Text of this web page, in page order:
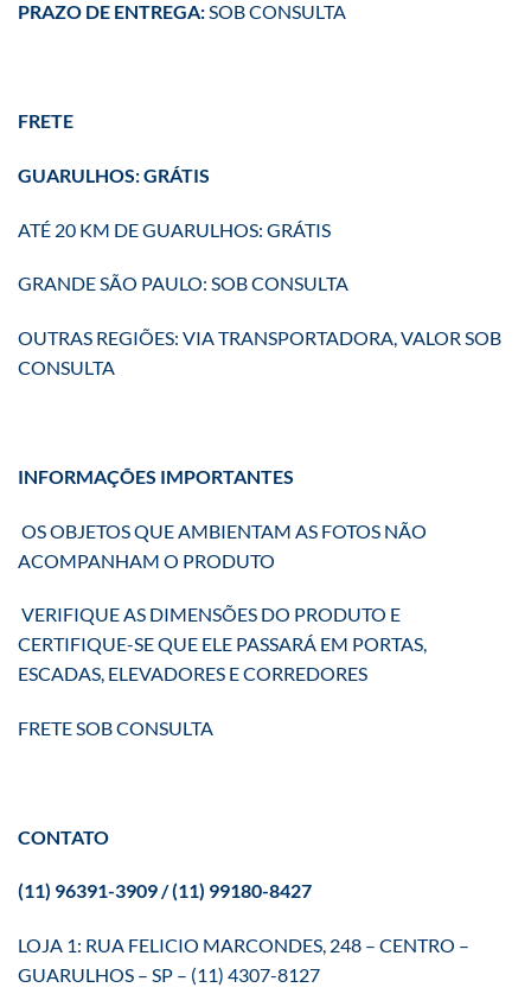
PRAZO DE ENTREGA:SOB CONSULTA
FRETE
GUARULHOS: GRÁTIS
ATÉ 20 KM DE GUARULHOS: GRÁTIS
GRANDE SÃO PAULO: SOB CONSULTA
OUTRAS REGIÕES: VIA TRANSPORTADORA, VALOR SOB
CONSULTA
INFORMAÇÕES IMPORTANTES
OS OBJETOS QUE AMBIENTAM AS FOTOS NÃO
ACOMPANHAM O PRODUTO
VERIFIQUE AS DIMENSÕES DO PRODUTO E
CERTIFIQUE-SE QUE ELE PASSARÁ EM PORTAS,
ESCADAS, ELEVADORES E CORREDORES
FRETE SOB CONSULTA
CONTATO
(11) 96391-3909 / (11) 99180-8427
LOJA 1: RUA FELICIO MARCONDES, 248 – CENTRO –
GUARULHOS – SP – (11) 4307-8127